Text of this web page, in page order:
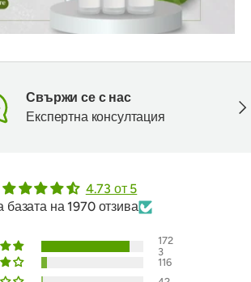
Свържи се с нас
Експертна консултация
4.73 от 5
базата на 1970 отзива
172
3
116